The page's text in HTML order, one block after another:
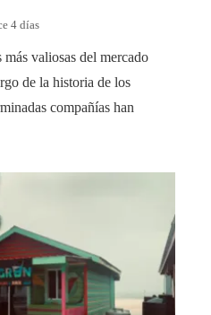
4 días
valiosas del mercado
de la historia de los
compañías han